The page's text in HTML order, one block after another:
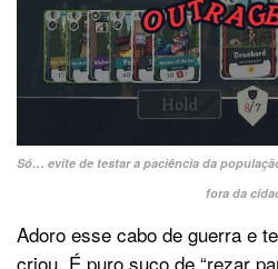
Só… evite de testar a paciência da
fora da
Adoro esse cabo de guerra e
criou. É puro suco de “rezar